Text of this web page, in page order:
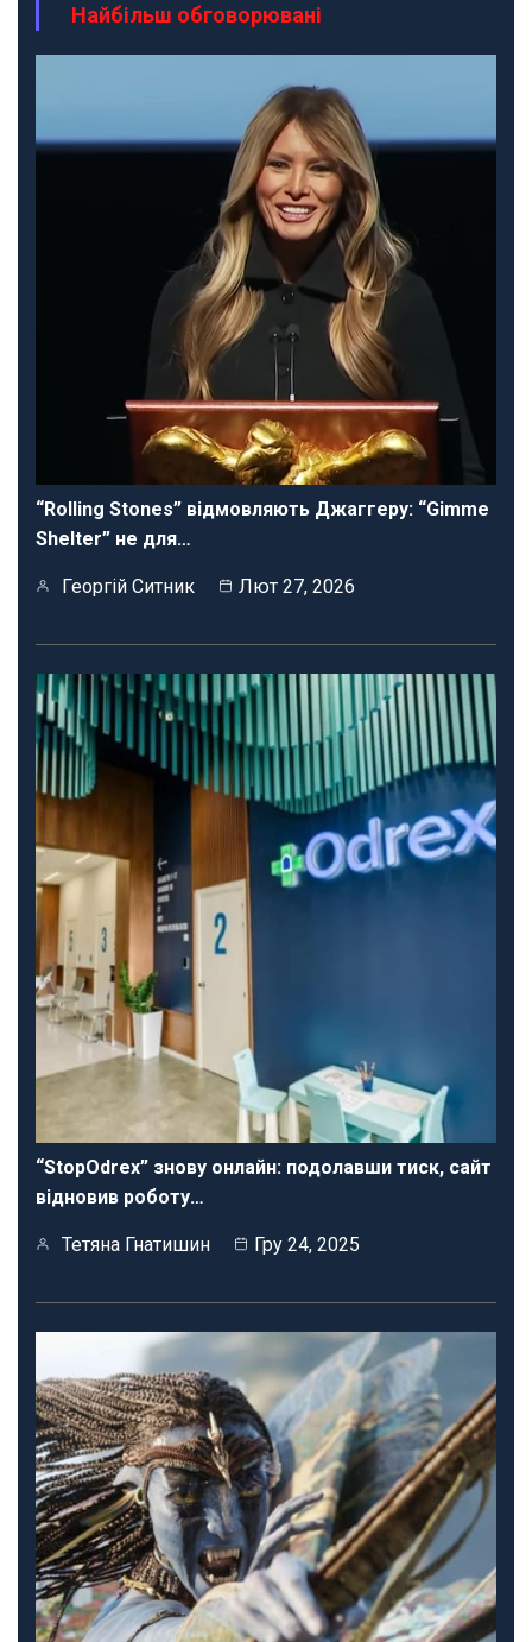
Найбільш обговорювані
“Rolling Stones” відмовляють Джаггеру: “Gimme
Shelter” не для…
Георгій Ситник Лют 27, 2026
“StopOdrex” знову онлайн: подолавши тиск, сайт
відновив роботу…
Тетяна Гнатишин Гру 24, 2025